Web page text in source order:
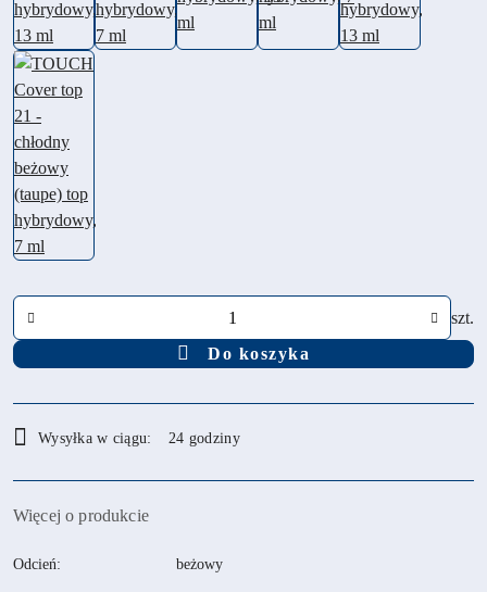
szt.
Do koszyka
i
dostawa
Wysyłka w ciągu: 24 godziny
Więcej o produkcie
Odcień: beżowy